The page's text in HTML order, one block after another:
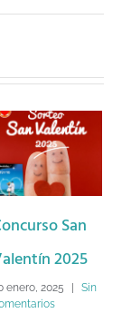
San
2025
enero, 2025
Sin